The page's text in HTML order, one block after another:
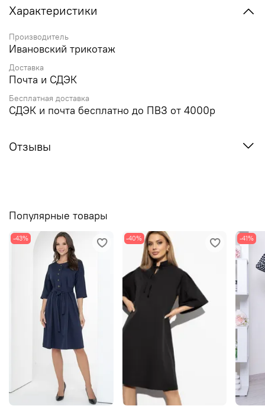
Характеристики
Производитель
Ивановский трикотаж
Доставка
Почта и СДЭК
Бесплатная доставка
СДЭК и почта бесплатно до ПВЗ от 4000р
Отзывы
Популярные товары
-43% -40% -41%